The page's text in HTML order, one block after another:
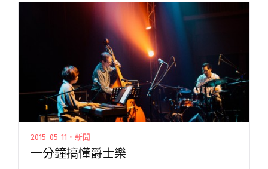
文 "Blow 讀書會 送你《我是你的男人：李歐納．
2015-05-11・新聞
一分鐘搞懂爵士樂